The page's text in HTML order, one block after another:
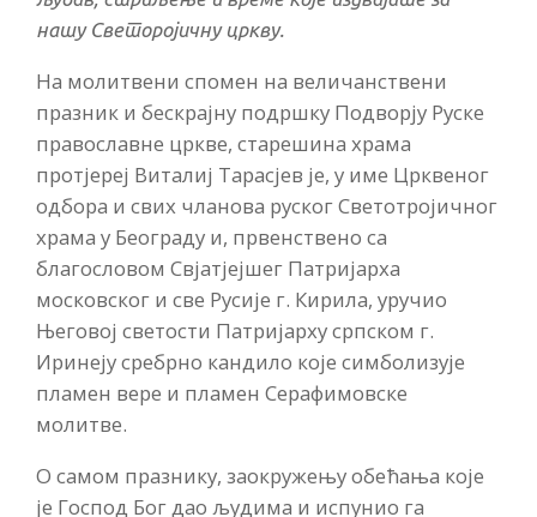
нашу Светоројичну цркву.
На молитвени спомен на величанствени
празник и бескрајну подршку Подворју Руске
православне цркве, старешина храма
протјереј Виталиј Тарасјев је, у име Црквеног
одбора и свих чланова руског Светотројичног
храма у Београду и, првенствено са
благословом Свјатјејшег Патријарха
московског и све Русије г. Кирила, уручио
Његовој светости Патријарху српском г.
Иринеју сребрно кандило које симболизује
пламен вере и пламен Серафимовске
молитве.
О самом празнику, заокружењу обећања које
је Господ Бог дао људима и испунио га